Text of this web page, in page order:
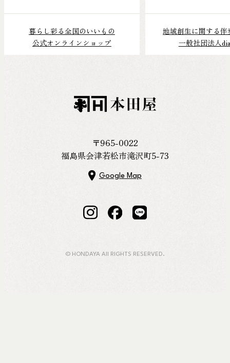
暮らし彩る全国のいいもの
公式オンラインショップ
地域創生に関する伴
一般社団法人
〒965-0022
福島県会津若松市滝沢町5-73
Google Map
© HONDAYA All RIGHTS RESERVED.